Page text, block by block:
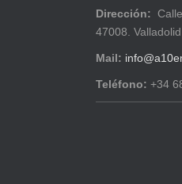
Dirección:
47008. Valladolid
Mail:
Teléfono: +34